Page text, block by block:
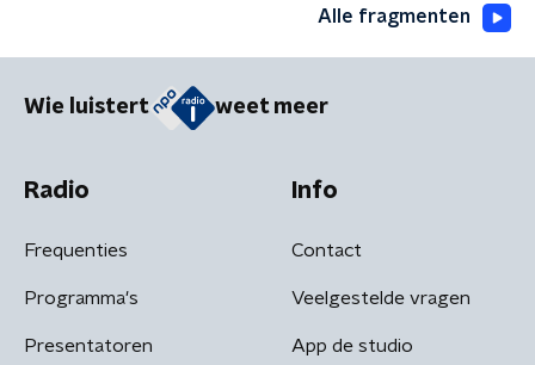
Alle fragmenten
Wie luistert weet meer
Radio
Frequenties
Programma's
Presentatoren
Info
Contact
Veelgestelde vragen
App de studio